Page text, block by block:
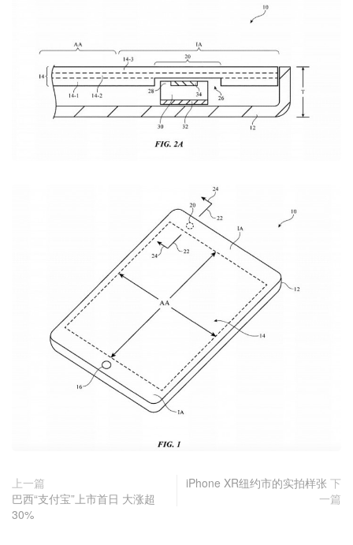
上一篇
巴西“支付宝”上市首日 大涨超
30%
iPhone XR纽约市的实拍样张 下
一篇